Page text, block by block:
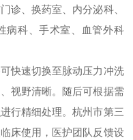
诊、换药室、内分泌科、
病科、手术室、血管外科
快速切换至脉动压力冲洗
视野清晰。随后可根据需
行精细处理。杭州市第三
床使用，医护团队反馈设